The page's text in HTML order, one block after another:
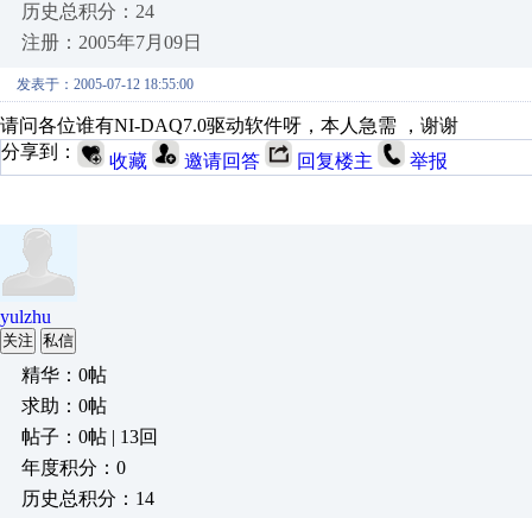
历史总积分：24
注册：2005年7月09日
发表于：2005-07-12 18:55:00
请问各位谁有NI-DAQ7.0驱动软件呀，本人急需 ，谢谢
分享到：
收藏 邀请回答 回复楼主 举报
yulzhu
关注 私信
精华：0帖
求助：0帖
帖子：0帖 | 13回
年度积分：0
历史总积分：14